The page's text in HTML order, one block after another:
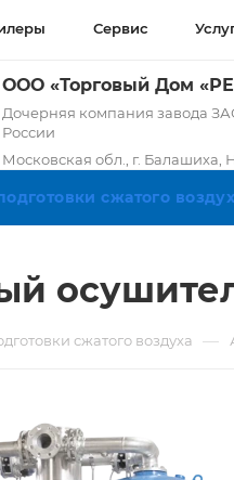
Сервис
ООО «Торговый Дом
Дочерняя компания завода
России
Московская обл., г. Балашиха,
сжатого
сжатого воздуха —